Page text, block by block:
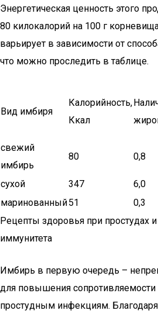
Энергетическая ценность этого
80 килокалорий на 100 г
варьирует в зависимости от
что можно проследить в таблице.
Вид имбиря
Калорийность,
Ккал
свежий
имбирь
80 0,8
сухой 347 6,0
маринованный51 0,3
Рецепты здоровья при простудах
иммунитета
Имбирь в первую очередь –
для повышения
простудным инфекциям.